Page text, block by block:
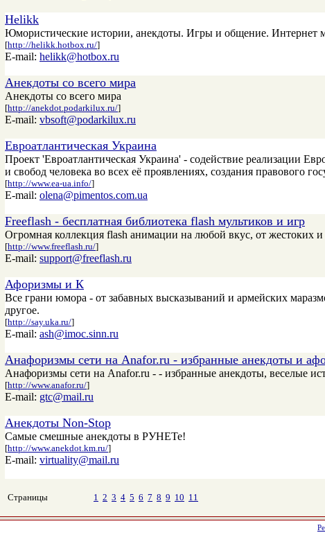
Helikk
Юмористические истории, анекдоты. Игры и общение. Интернет
[http://helikk.hotbox.ru/]
E-mail: helikk@hotbox.ru
Анекдоты со всего мира
Анекдоты со всего мира
[http://anekdot.podarkilux.ru/]
E-mail: vbsoft@podarkilux.ru
Евроатлантическая Украина
Проект 'Евроатлантическая Украина' - содействие реализации
и свобод человека во всех её проявлениях, создания правового
[http://www.ea-ua.info/]
E-mail: olena@pimentos.com.ua
Freeflash - бесплатная библиотека flash мультиков и игр
Огромная коллекция flash анимации на любой вкус, от жестоких
[http://www.freeflash.ru/]
E-mail: support@freeflash.ru
Афоризмы и К
Все грани юмора - от забавных высказываний и армейских
другое.
[http://say.uka.ru/]
E-mail: ash@imoc.sinn.ru
Анафоризмы сети на Anafor.ru - избранные анекдоты и
Анафоризмы сети на Anafor.ru - - избранные анекдоты, веселые
[http://www.anafor.ru/]
E-mail: gtc@mail.ru
Анекдоты Non-Stop
Самые смешные анекдоты в РУНЕТе!
[http://www.anekdot.km.ru/]
E-mail: virtuality@mail.ru
Страницы 1 2 3 4 5 6 7 8 9 10 11